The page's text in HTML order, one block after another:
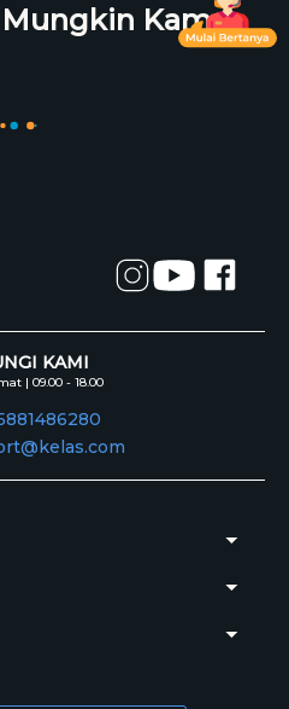
Mungkin Kamu
KAMI
| 09.00 - 18.00